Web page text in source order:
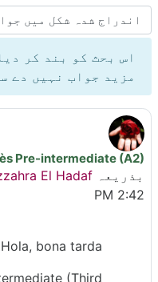
موڈ
اس بحث کو بند کر
مزید جواب نہیں دے
Pre-intermediate (A2)
بذریعہEzzahra El Hadaf
2:42 PM
جوابات کی تعداد: 0
Hola, bona tarda.
(Third